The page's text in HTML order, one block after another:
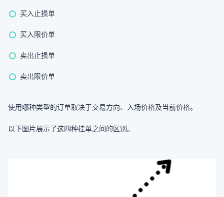
买入止损单
买入限价单
卖出止损单
卖出限价单
使用哪种类型的订单取决于交易方向、入场价格及当前价格。
以下图片展示了这四种挂单之间的区别。